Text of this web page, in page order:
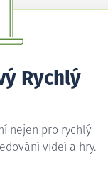
Rychlý
nejen pro rychlý
videí a hry.